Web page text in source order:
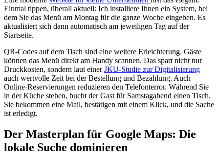
Einmal tippen, überall aktuell: Ich installiere Ihnen ein System, bei
dem Sie das Menü am Montag für die ganze Woche eingeben. Es
aktualisiert sich dann automatisch am jeweiligen Tag auf der
Startseite.
QR-Codes auf dem Tisch sind eine weitere Erleichterung. Gäste
können das Menü direkt am Handy scannen. Das spart nicht nur
Druckkosten, sondern laut einerJKU-Studie zur Digitalisierung
auch wertvolle Zeit bei der Bestellung und Bezahlung. Auch
Online-Reservierungen reduzieren den Telefonterror. Während Sie
in der Küche stehen, bucht der Gast für Samstagabend einen Tisch.
Sie bekommen eine Mail, bestätigen mit einem Klick, und die Sache
ist erledigt.
Der Masterplan für Google Maps: Die
lokale Suche dominieren